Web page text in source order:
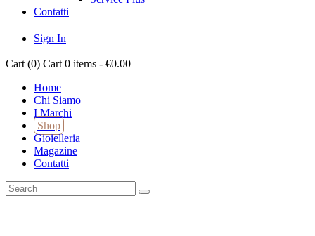
Contatti
Sign In
Cart (0) Cart 0 items - €0.00
Home
Chi Siamo
I Marchi
Shop
Gioielleria
Magazine
Contatti